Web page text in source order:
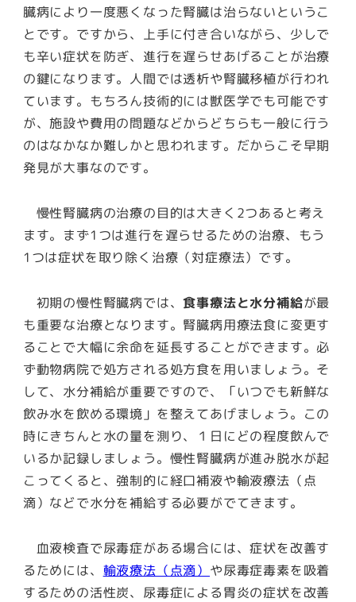
臓病により一度悪くなった腎臓は治らないというこ
とです。ですから、上手に付き合いながら、少しで
も辛い症状を防ぎ、進行を遅らせあげることが治療
の鍵になります。人間では透析や腎臓移植が行われ
ています。もちろん技術的には獣医学でも可能です
が、施設や費用の問題などからどちらも一般に行う
のはなかなか難しかと思われます。だからこそ早期
発見が大事なのです。
慢性腎臓病の治療の目的は大きく2つあると考え
ます。まず1つは進行を遅らせるための治療、もう
1つは症状を取り除く治療（対症療法）です。
初期の慢性腎臓病では、食事療法と水分補給が最
も重要な治療となります。 腎臓病用療法食に変更す
ることで大幅に余命を延長することができます。必
ず動物病院で処方される処方食を用いましょう。そ
して、水分補給が重要ですので、「いつでも新鮮な
飲み水を飲める環境」を整えてあげましょう。この
時にきちんと水の量を測り、１日にどの程度飲んで
いるか記録しましょう。慢性腎臓病が進み脱水が起
こってくると、強制的に経口補液や輸液療法（点
滴）などで水分を補給する必要がでてきます。
血液検査で尿毒症がある場合には、症状を改善す
るためには、 輸液療法（点滴） や尿毒症毒素を吸着
するための活性炭、尿毒症による胃炎の症状を改善